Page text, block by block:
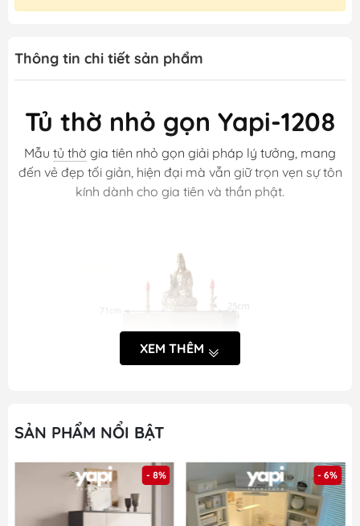
Thông tin chi tiết sản phẩm
Tủ thờ nhỏ gọn Yapi-1208
Mẫu tủ thờ gia tiên nhỏ gọn giải pháp lý tưởng, mang
đến vẻ đẹp tối giản, hiện đại mà vẫn giữ trọn vẹn sự tôn
kính dành cho gia tiên và thần phật.
XEM THÊM
SẢN PHẨM NỔI BẬT
- 8% - 6%